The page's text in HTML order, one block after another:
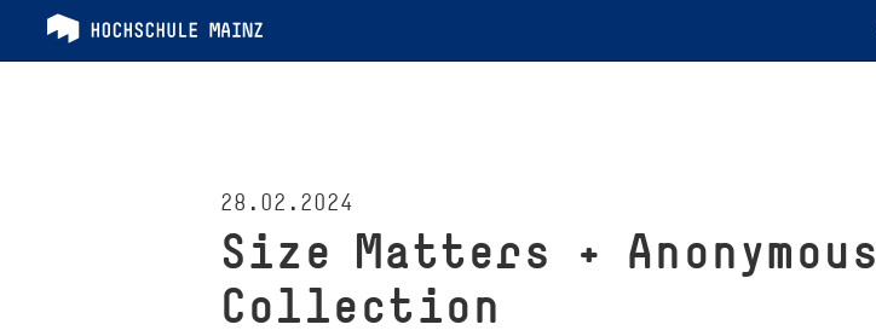
28.02.2024
Size Matters + Anonymous
Collection